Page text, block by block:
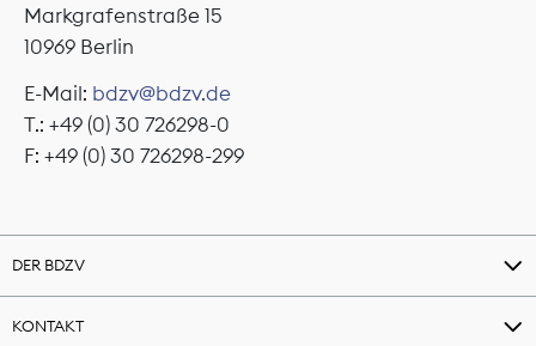
Markgrafenstraße 15
10969 Berlin
E-Mail: bdzv@bdzv.de
T.: +49 (0) 30 726298-0
F: +49 (0) 30 726298-299
DER BDZV
KONTAKT